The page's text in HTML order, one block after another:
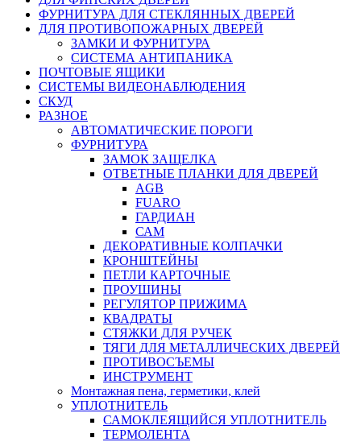
ФУРНИТУРА ДЛЯ СТЕКЛЯННЫХ ДВЕРЕЙ
ДЛЯ ПРОТИВОПОЖАРНЫХ ДВЕРЕЙ
ЗАМКИ И ФУРНИТУРА
СИСТЕМА АНТИПАНИКА
ПОЧТОВЫЕ ЯЩИКИ
СИСТЕМЫ ВИДЕОНАБЛЮДЕНИЯ
СКУД
РАЗНОЕ
АВТОМАТИЧЕСКИЕ ПОРОГИ
ФУРНИТУРА
ЗАМОК ЗАЩЕЛКА
ОТВЕТНЫЕ ПЛАНКИ ДЛЯ ДВЕРЕЙ
AGB
FUARO
ГАРДИАН
САМ
ДЕКОРАТИВНЫЕ КОЛПАЧКИ
КРОНШТЕЙНЫ
ПЕТЛИ КАРТОЧНЫЕ
ПРОУШИНЫ
РЕГУЛЯТОР ПРИЖИМА
КВАДРАТЫ
СТЯЖКИ ДЛЯ РУЧЕК
ТЯГИ ДЛЯ МЕТАЛЛИЧЕСКИХ ДВЕРЕЙ
ПРОТИВОСЪЕМЫ
ИНСТРУМЕНТ
Монтажная пена, герметики, клей
УПЛОТНИТЕЛЬ
САМОКЛЕЯЩИЙСЯ УПЛОТНИТЕЛЬ
ТЕРМОЛЕНТА